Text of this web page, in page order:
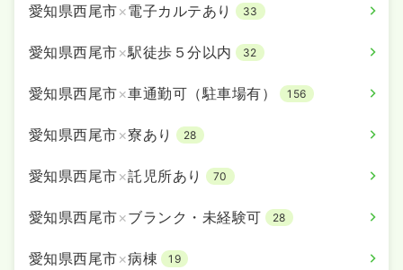
愛知県西尾市×電子カルテあり 33
愛知県西尾市×駅徒歩５分以内 32
愛知県西尾市×車通勤可（駐車場有） 156
愛知県西尾市×寮あり 28
愛知県西尾市×託児所あり 70
愛知県西尾市×ブランク・未経験可 28
愛知県西尾市×病棟 19